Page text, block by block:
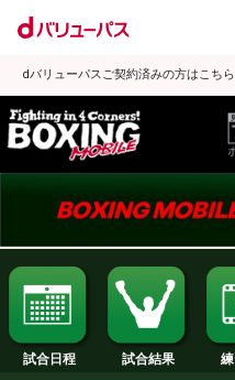
dバリューパスご契約済みの方はこちら